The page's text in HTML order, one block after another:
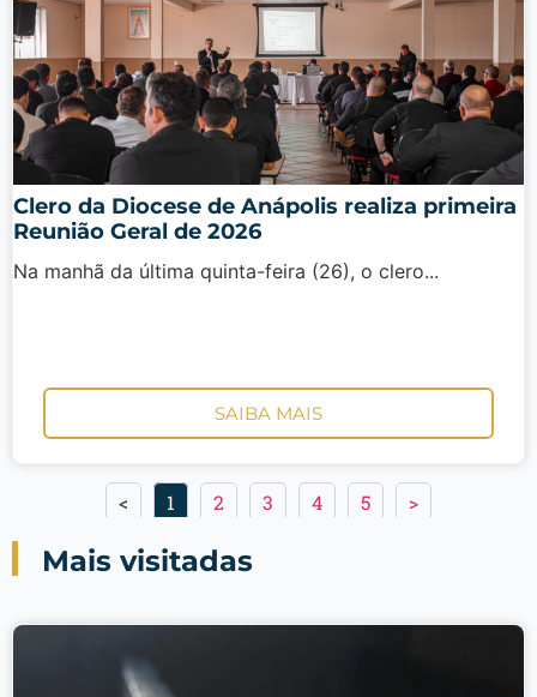
Clero da Diocese de Anápolis realiza primeira
Reunião Geral de 2026
Na manhã da última quinta-feira (26), o clero...
SAIBA MAIS
< 1 2 3 4 5 >
Mais visitadas